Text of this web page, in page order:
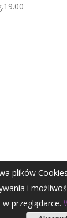
plików
i
w przeglądarce.